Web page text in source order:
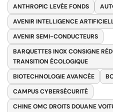
ANTHROPIC LEVÉE FONDS
AVENIR INTELLIGENCE
AVENIR SEMI-CONDUCTEURS
BARQUETTES INOX CONSIGNE
TRANSITION ÉCOLOGIQUE
BIOTECHNOLOGIE AVANCÉE
CAMPUS CYBERSÉCURITÉ
CHINE OMC DROITS DOUANE